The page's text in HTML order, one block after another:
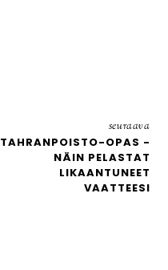
seuraava
TAHRANPOISTO-OPAS -
NÄIN PELASTAT
LIKAANTUNEET
VAATTEESI